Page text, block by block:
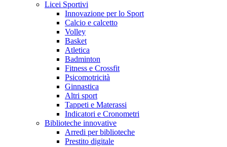
Licei Sportivi
Innovazione per lo Sport
Calcio e calcetto
Volley
Basket
Atletica
Badminton
Fitness e Crossfit
Psicomotricità
Ginnastica
Altri sport
Tappeti e Materassi
Indicatori e Cronometri
Biblioteche innovative
Arredi per biblioteche
Prestito digitale